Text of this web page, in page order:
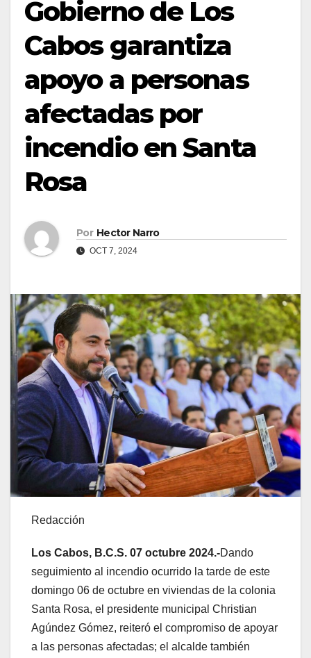
Gobierno de Los
Cabos garantiza
apoyo a personas
afectadas por
incendio en Santa
Rosa
Por Hector Narro
OCT 7, 2024
Redacción
Los Cabos, B.C.S. 07 octubre 2024.-Dando
seguimiento al incendio ocurrido la tarde de este
domingo 06 de octubre en viviendas de la colonia
Santa Rosa, el presidente municipal Christian
Agúndez Gómez, reiteró el compromiso de apoyar
a las personas afectadas; el alcalde también